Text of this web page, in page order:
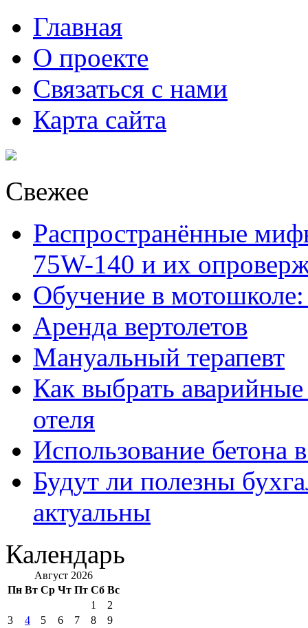
Главная
О проекте
Связаться с нами
Карта сайта
Свежее
Распространённые
75W-140 и их
Обучение в
Аренда вертолетов
Мануальный терапевт
Как выбрать
отеля
Использование бетона
Будут ли полезны
актуальны
Календарь
Август 2026
Пн Вт Ср Чт Пт Сб Вс
1
2
3
4 5 6 7 8
9